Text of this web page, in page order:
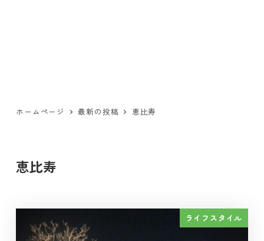
ホームページ 最新の投稿 恵比寿
恵比寿
ライフスタイル